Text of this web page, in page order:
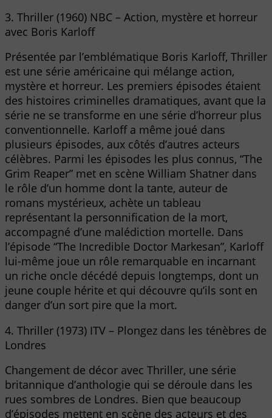
3. Thriller (1960) NBC – Action, mystère et horreur
avec Boris Karloff
Présentée par l’emblématique Boris Karloff, Thriller
est une série américaine qui mélange action,
mystère et horreur. Les premiers épisodes étaient
des histoires criminelles dramatiques, avant que la
série ne se transforme en une série d’horreur plus
conventionnelle. Karloff a même joué dans
plusieurs épisodes, aux côtés d’autres acteurs
célèbres. Parmi les épisodes les plus connus, “The
Grim Reaper” met en scène William Shatner dans
le rôle d’un homme dont la tante, auteur de
romans mystérieux, achète un tableau
représentant la personnification de la mort,
accompagné d’une malédiction mortelle. Dans
l’épisode “The Incredible Doctor Markesan”, Karloff
lui-même joue un rôle remarquable en incarnant
un riche oncle décédé depuis longtemps, dont un
jeune couple hérite et qui découvre qu’ils sont en
danger d’un sort pire que la mort.
4. Thriller (1973) ITV – Plongez dans les ténèbres de
Londres
Changement de décor avec Thriller, une série
britannique d’anthologie qui se déroule dans les
rues sombres de Londres. Bien que beaucoup
d’épisodes mettent en scène des acteurs et des